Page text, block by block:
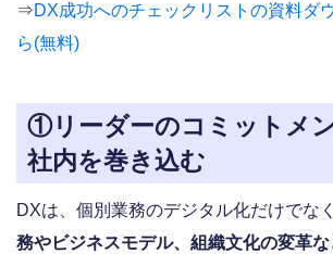
⇒DX成功へのチェックリストの資料ダ
ら(無料)
①リーダーのコミットメ
社内を巻き込む
DXは、個別業務のデジタル化だけでなく
務やビジネスモデル、組織文化の変革